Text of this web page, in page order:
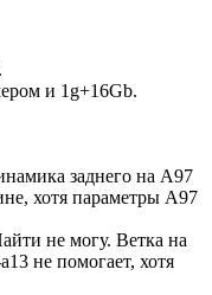
и 1g+16Gb.
заднего на А97
хотя параметры А97
не могу. Ветка на
не помогает, хотя